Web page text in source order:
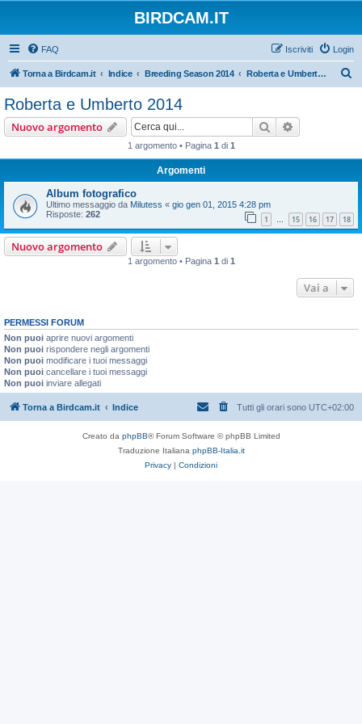
BIRDCAM.IT
FAQ Login
Iscriviti
Torna a Birdcam.it Indice Breeding Season 2014 Roberta e Umberto 2014
Roberta e Umberto 2014
Nuovo argomento Cerca
1 argomento • Pagina 1 di 1
Argomenti
Album fotografico
Ultimo messaggio da Milutess « gio gen 01, 2015 4:28 pm
Risposte: 262 1 … 15 16 17 18
Nuovo argomento
1 argomento • Pagina 1 di 1
Vai a
PERMESSI FORUM
Non puoi aprire nuovi argomenti
Non puoi rispondere negli argomenti
Non puoi modificare i tuoi messaggi
Non puoi cancellare i tuoi messaggi
Non puoi inviare allegati
Torna a Birdcam.it Indice Tutti gli orari sono UTC+02:00
Creato da phpBB® Forum Software © phpBB Limited
Traduzione Italiana phpBB-Italia.it
Privacy | Condizioni